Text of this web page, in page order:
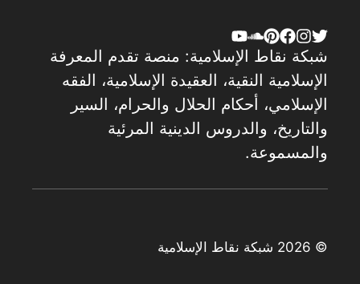
شبكة نقاط الإسلامية: منصة تقدم المعرفة
الإسلامية النقية، العقيدة الإسلامية، الفقه
الإسلامي، أحكام الحلال والحرام، السير
والتاريخ، والدروس الدينية المرئية
والمسموعة.
© 2026 شبكة نقاط الإسلامية